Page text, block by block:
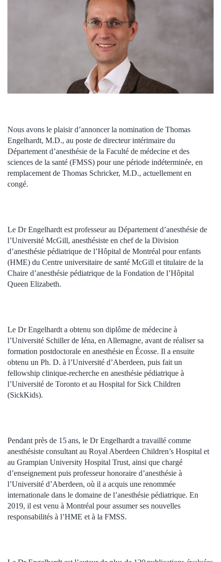
Nous avons le plaisir d’annoncer la nomination de Thomas
Engelhardt, M.D., au poste de directeur intérimaire du
Département d’anesthésie de la Faculté de médecine et des
sciences de la santé (FMSS) pour une période indéterminée, en
remplacement de Thomas Schricker, M.D., actuellement en
congé.
Le Dr Engelhardt est professeur au Département d’anesthésie de
l’Université McGill, anesthésiste en chef de la Division
d’anesthésie pédiatrique de l’Hôpital de Montréal pour enfants
(HME) du Centre universitaire de santé McGill et titulaire de la
Chaire d’anesthésie pédiatrique de la Fondation de l’Hôpital
Queen Elizabeth.
Le Dr Engelhardt a obtenu son diplôme de médecine à
l’Université Schiller de Iéna, en Allemagne, avant de réaliser sa
formation postdoctorale en anesthésie en Écosse. Il a ensuite
obtenu un Ph. D. à l’Université d’Aberdeen, puis fait un
fellowship clinique-recherche en anesthésie pédiatrique à
l’Université de Toronto et au Hospital for Sick Children
(SickKids).
Pendant près de 15 ans, le Dr Engelhardt a travaillé comme
anesthésiste consultant au Royal Aberdeen Children’s Hospital et
au Grampian University Hospital Trust, ainsi que chargé
d’enseignement puis professeur honoraire d’anesthésie à
l’Université d’Aberdeen, où il a acquis une renommée
internationale dans le domaine de l’anesthésie pédiatrique. En
2019, il est venu à Montréal pour assumer ses nouvelles
responsabilités à l’HME et à la FMSS.